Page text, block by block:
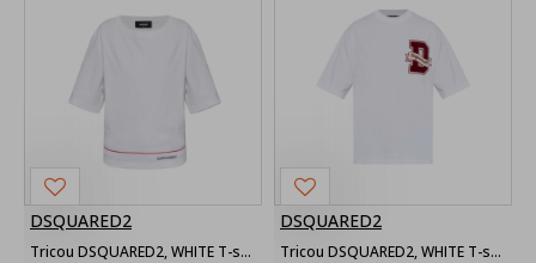
DSQUARED2
Tricou DSQUARED2, WHITE T-shirt with logo
DSQUARED2
Tricou DSQUARED2, WHITE T-shirt with a logo-shaped patch